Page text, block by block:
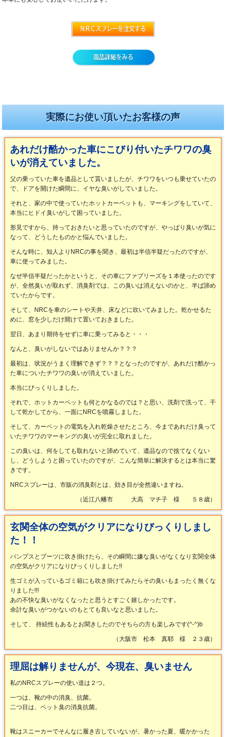
実際にお使い頂いたお客様の声
あれだけ酷かった車にこびり付いたチワワの臭
いが消えていました。
父の乗っていた車を遺品として貰いましたが、チワワをいつも乗せていたの
で、ドアを開けた瞬間に、イヤな臭いがしていました。
それと、家の中で使っていたホットカーペットも、マーキングをしていて、
本当にヒドイ臭いがして困っていました。
形見ですから、持っておきたいと思っていたのですが、やっぱり臭いが気に
なって、どうしたものかと悩んでいました。
そんな時に、知人よりNRCの事を聞き、最初は半信半疑だったのですが、
車に使ってみました。
なぜ半信半疑だったかというと、その車にファブリーズを１本使ったのです
が、全然臭いが取れず、消臭剤では、この臭いは消えないのかと、半ば諦め
ていたからです。
そして、NRCを車のシートや天井、床などに吹いてみました。乾かせるた
めに、窓を少しだけ開けて置いておきました。
翌日、あまり期待をせずに車に乗ってみると・・・
なんと、臭いがしないではありませんか？？？
最初は、状況がうまく理解できず？？？となったのですが、あれだけ酷かっ
た車についたチワワの臭いが消えていました。
本当にびっくりしました。
それで、ホットカーペットも何とかなるのでは？と思い、洗剤で洗って、干
して乾かしてから、一面にNRCを噴霧しました。
そして、カーペットの電気を入れ乾燥させたところ、今まであれだけ臭って
いたチワワのマーキングの臭いが完全に取れました。
この臭いは、何をしても取れないと諦めていて、遺品なので捨てなくない
し、どうしようと困っていたのですが、こんな簡単に解決するとは本当に驚
きです。
NRCスプレーは、市販の消臭剤とは、効き目が全然違いますね。
（近江八幡市 大高 マチ子 様 ５８歳）
玄関全体の空気がクリアになりびっくりしまし
た！！
パンプスとブーツに吹き掛けたら、その瞬間に嫌な臭いがなくなり玄関全体
の空気がクリアになりびっくりしました!!
生ゴミが入っているゴミ箱にも吹き掛けてみたらその臭いもまったく無くな
りました!!!
あの不快な臭いがなくなったと思うとすごく嬉しかったです。
余計な臭いがつかないのもとても良いなと思いました。
そして、 持続性もあるとお聞きしたのでそちらの方も楽しみです(^-^)b
（大阪市 松本 真耶 様 ２３歳）
理屈は解りませんが、今現在、臭いません
私のNRCスプレーの使い道は２つ。
一つは、靴の中の消臭、抗菌。
二つ目は、ペット臭の消臭抗菌。
靴はスニーカーでそんなに履き古していないが、暑かった夏、暖かかった